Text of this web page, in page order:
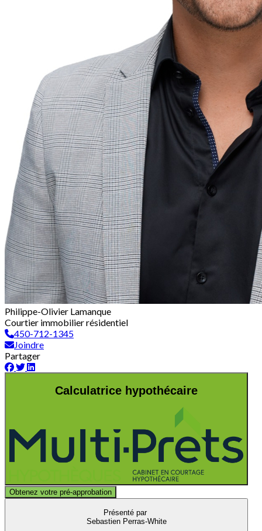
Philippe-Olivier Lamanque
Courtier immobilier résidentiel
450-712-1345
Joindre
Partager
Calculatrice hypothécaire
Obtenez votre pré-approbation
Présenté par
Sebastien Perras-White